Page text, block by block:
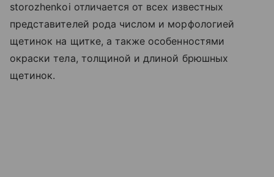
storozhenkoi отличается от всех известных
представителей рода числом и морфологией
щетинок на щитке, а также особенностями
окраски тела, толщиной и длиной брюшных
щетинок.